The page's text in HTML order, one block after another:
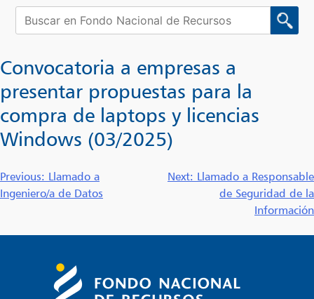
Buscar:
Convocatoria a empresas a
presentar propuestas para la
compra de laptops y licencias
Windows (03/2025)
Navegación
de
entradas
Previous: Llamado a
Ingeniero/a de Datos
Next: Llamado a Responsable
de Seguridad de la
Información